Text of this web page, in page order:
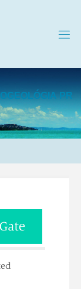
OG EOLÓG A P R